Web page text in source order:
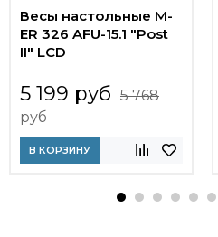
Весы настольные M-
ER 326 AFU-15.1 "Post
II" LCD
5 199 руб 5 768
руб
В КОРЗИНУ